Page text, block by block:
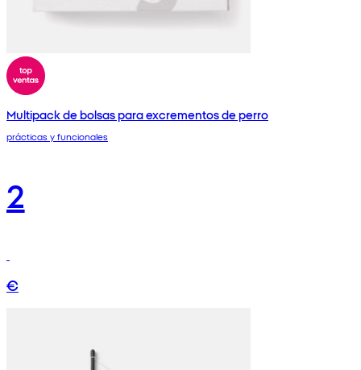
Multipack de bolsas para excrementos de perro
prácticas y funcionales
2
€